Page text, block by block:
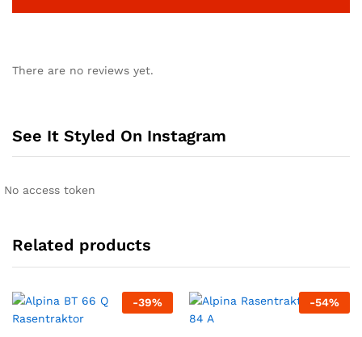
There are no reviews yet.
See It Styled On Instagram
No access token
Related products
-39% -54%